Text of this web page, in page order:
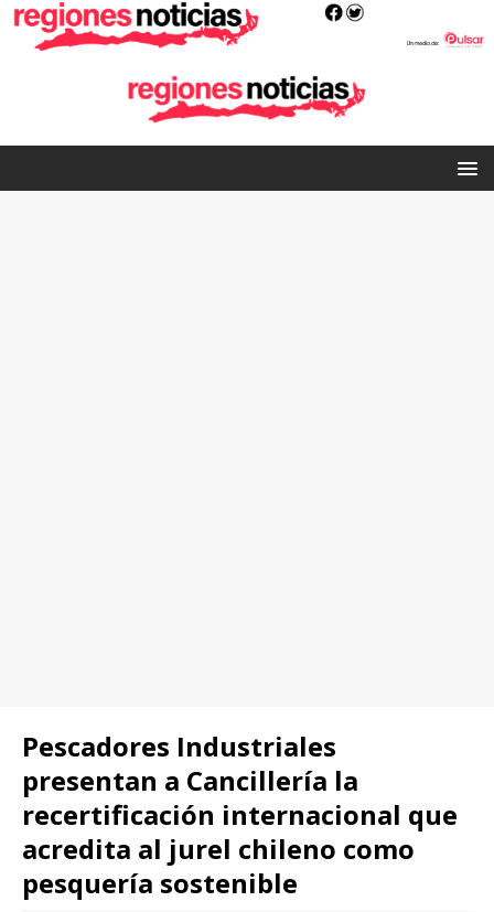
Pescadores Industriales
presentan a Cancillería la
recertificación internacional que
acredita al jurel chileno como
pesquería sostenible